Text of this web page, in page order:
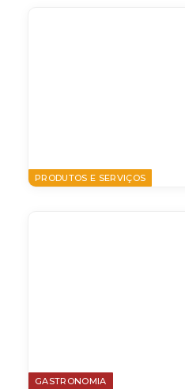
PRODUTOS E SERVIÇOS
GASTRONOMIA